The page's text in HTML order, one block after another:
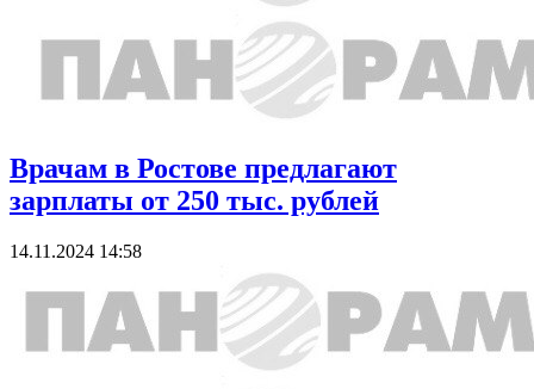
Врачам в Ростове предлагают
зарплаты от 250 тыс. рублей
14.11.2024 14:58